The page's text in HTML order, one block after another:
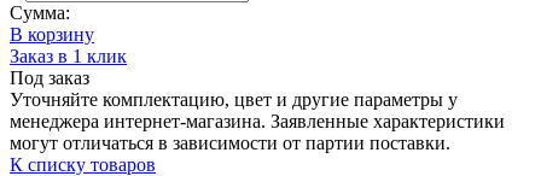
Сумма:
В корзину
Заказ в 1 клик
Под заказ
Уточняйте комплектацию, цвет и другие параметры у
менеджера интернет-магазина. Заявленные характеристики
могут отличаться в зависимости от партии поставки.
К списку товаров